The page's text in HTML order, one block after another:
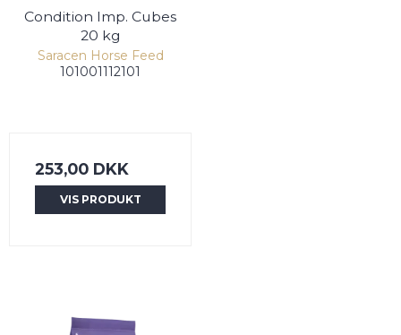
Condition Imp. Cubes
20 kg
Saracen Horse Feed
101001112101
253,00 DKK
VIS PRODUKT